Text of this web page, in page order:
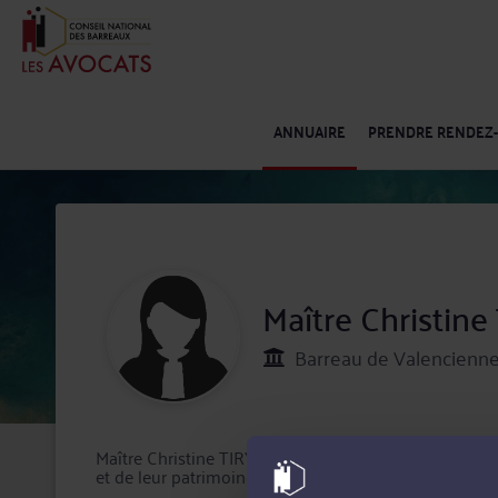
ANNUAIRE PRENDRE
Maître Christine
Barreau de
Maître Christine TIRY-PERREAU exerce à
et de leur patrimoine, Droit pénal et Droit du